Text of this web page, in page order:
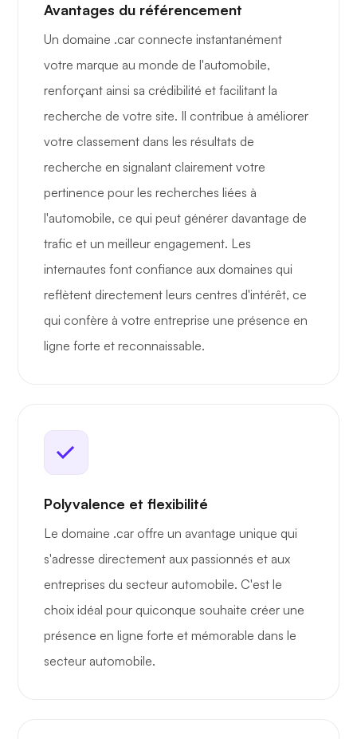
Avantages du référencement
Un domaine .car connecte instantanément
votre marque au monde de l'automobile,
renforçant ainsi sa crédibilité et facilitant la
recherche de votre site. Il contribue à améliorer
votre classement dans les résultats de
recherche en signalant clairement votre
pertinence pour les recherches liées à
l'automobile, ce qui peut générer davantage de
trafic et un meilleur engagement. Les
internautes font confiance aux domaines qui
reflètent directement leurs centres d'intérêt, ce
qui confère à votre entreprise une présence en
ligne forte et reconnaissable.
Polyvalence et flexibilité
Le domaine .car offre un avantage unique qui
s'adresse directement aux passionnés et aux
entreprises du secteur automobile. C'est le
choix idéal pour quiconque souhaite créer une
présence en ligne forte et mémorable dans le
secteur automobile.